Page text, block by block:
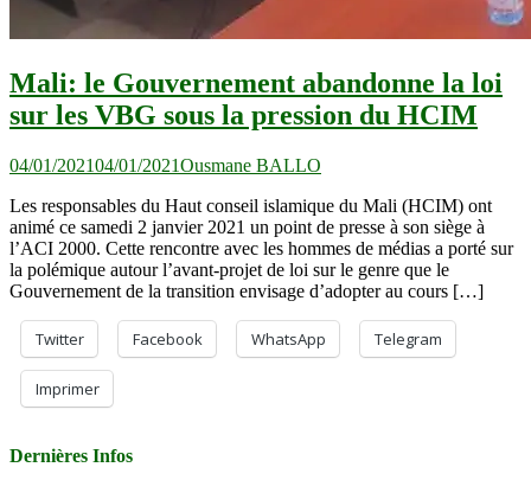
Mali: le Gouvernement abandonne la loi
sur les VBG sous la pression du HCIM
04/01/202104/01/2021Ousmane BALLO
Les responsables du Haut conseil islamique du Mali (HCIM) ont
animé ce samedi 2 janvier 2021 un point de presse à son siège à
l’ACI 2000. Cette rencontre avec les hommes de médias a porté sur
la polémique autour l’avant-projet de loi sur le genre que le
Gouvernement de la transition envisage d’adopter au cours […]
Twitter Facebook WhatsApp Telegram
Imprimer
Dernières Infos